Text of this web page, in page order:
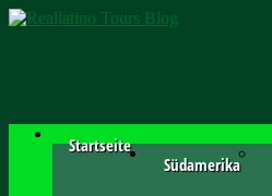
Startseite
Südamerika